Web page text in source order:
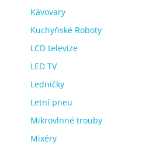
Kávovary
Kuchyňské Roboty
LCD televize
LED TV
Ledničky
Letní pneu
Mikrovlnné trouby
Mixéry